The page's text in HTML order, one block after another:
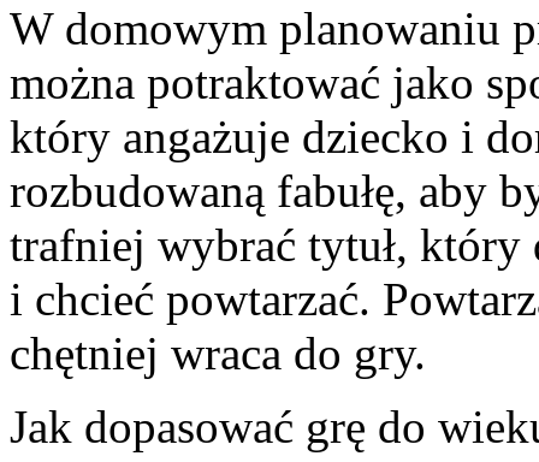
W domowym planowaniu
można potraktować jako
który angażuje dziecko i
rozbudowaną fabułę, aby
trafniej wybrać tytuł, który
i chcieć powtarzać.
chętniej wraca do gry.
Jak dopasować grę do